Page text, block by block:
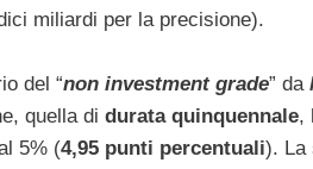
miliardi per la precisione).
del “non investment grade” da
quella di durata quinquennale,
5% (4,95 punti percentuali). La